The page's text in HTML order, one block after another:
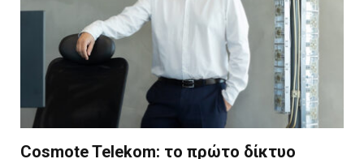
Cosmote Telekom: το πρώτο δίκτυο